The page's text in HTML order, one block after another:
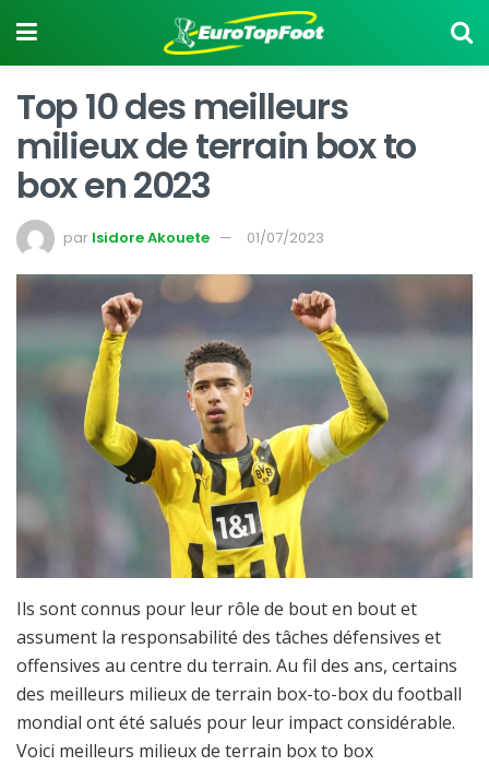
Top 10 des meilleurs
milieux de terrain box to
box en 2023
par Isidore Akouete 01/07/2023
Ils sont connus pour leur rôle de bout en bout et
assument la responsabilité des tâches défensives et
offensives au centre du terrain. Au fil des ans, certains
des meilleurs milieux de terrain box-to-box du football
mondial ont été salués pour leur impact considérable.
Voici meilleurs milieux de terrain box to box